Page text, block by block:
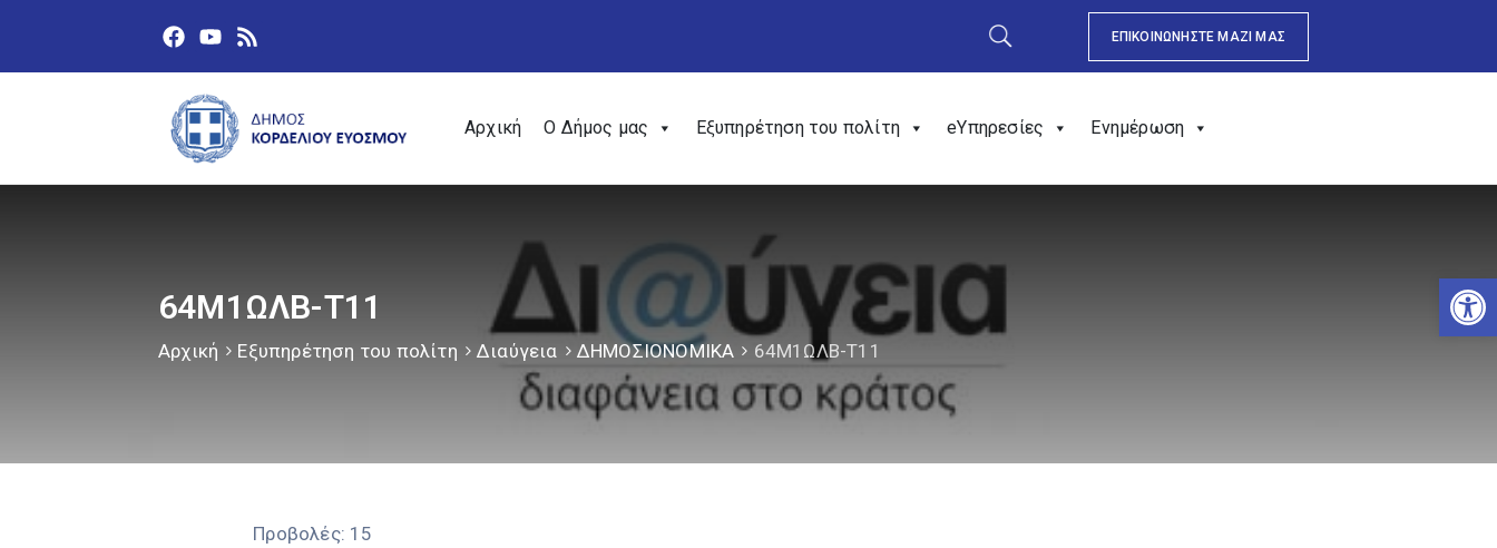
ΕΠΙΚΟΙΝΩΝΗΣΤΕ ΜΑΖΙ ΜΑΣ
Αρχική Ο Δήμος μας Εξυπηρέτηση του πολίτη eΥπηρεσίες Ενημέρωση
64Μ1ΩΛΒ-Τ11
Αρχική Εξυπηρέτηση του πολίτη Διαύγεια ΔΗΜΟΣΙΟΝΟΜΙΚΑ 64Μ1ΩΛΒ-Τ11
Προβολές: 15